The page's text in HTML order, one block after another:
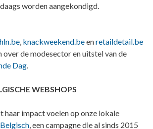
worden aangekondigd.
hln.be, knackweekend.beenretaildetail.be
de modesector en uitstel van de
Dag.
WEBSHOPS
haar impact voelen op onze lokale
, een campagne die al sinds 2015